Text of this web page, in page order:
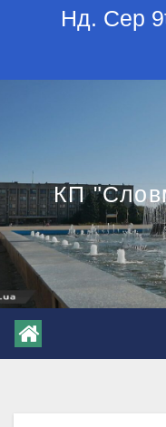
Нд. Сер
КП